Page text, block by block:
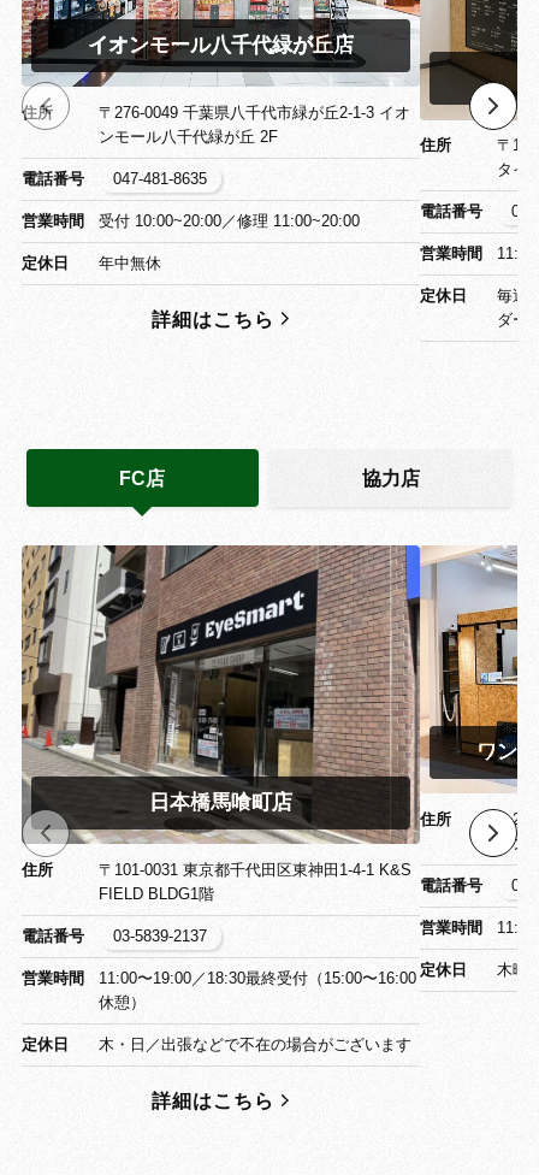
イオンモール八千代緑が丘店
住所
〒276-0049 千葉県八千代市緑が丘2-1-3 イオ
ンモール八千代緑が丘 2F
電話番号 047-481-8635
営業時間 受付 10:00~20:00／修理 11:00~20:00
定休日 年中無休
詳細はこちら
住所
〒
タイ
電話番号 03-
営業時間
定休日
毎週
ダー
FC店 協力店
日本橋馬喰町店
住所
〒101-0031 東京都千代田区東神田1-4-1 K&S
FIELD BLDG1階
電話番号 03-5839-2137
営業時間
11:00〜19:00／18:30最終受付（15:00〜16:00
休憩）
定休日 木・日／出張などで不在の場合がございます
詳細はこちら
ワン
住所
〒
ワン
電話番号
営業時間
定休日 木曜